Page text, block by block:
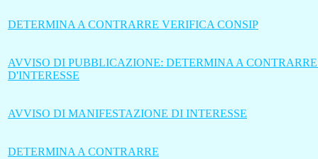
DETERMINA A CONTRARRE VERIFICA CONSIP
AVVISO DI PUBBLICAZIONE: DETERMINA A
D'INTERESSE
AVVISO DI MANIFESTAZIONE DI INTERESSE
DETERMINA A CONTRARRE